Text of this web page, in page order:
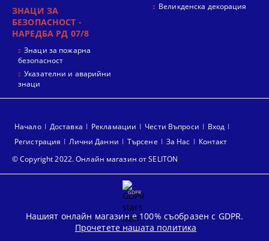
ЗНАЦИ ЗА
БЕЗОПАСНОСТ -
НАРЕДБА РД 07/8
Знаци за пожарна
безопасност
Указателни и аварийни
знаци
Великденска декорация
© Copyright 2022. Онлайн магазин от SELITON
Начало Доставка Рекламации Чести Въпроси
Вход
Регистрация
Лични Данни Търсене За Нас Контакт
GDPR
Нашият онлайн магазин е 100% съобразен с GDPR.
Прочетете нашата политика